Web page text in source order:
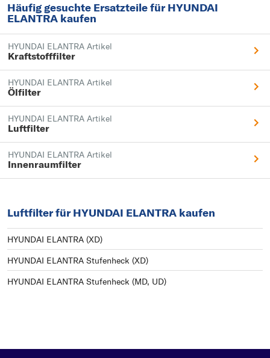
Häufig gesuchte Ersatzteile für HYUNDAI
ELANTRA kaufen
HYUNDAI ELANTRA Artikel
Kraftstofffilter
HYUNDAI ELANTRA Artikel
Ölfilter
HYUNDAI ELANTRA Artikel
Luftfilter
HYUNDAI ELANTRA Artikel
Innenraumfilter
Luftfilter für HYUNDAI ELANTRA kaufen
HYUNDAI ELANTRA (XD)
HYUNDAI ELANTRA Stufenheck (XD)
HYUNDAI ELANTRA Stufenheck (MD, UD)